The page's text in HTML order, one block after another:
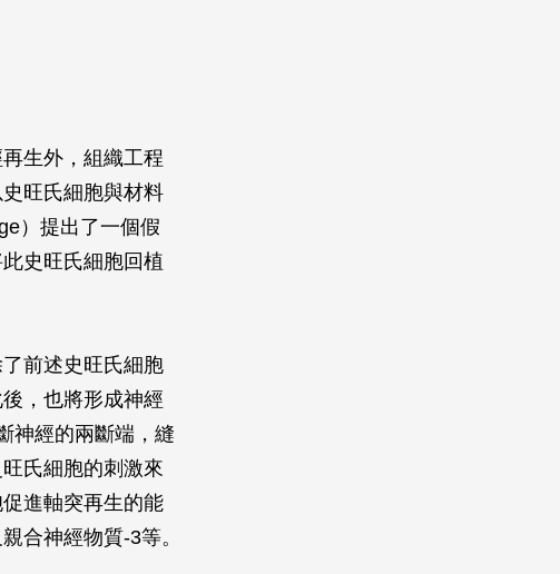
生外，組織工程
旺氏細胞與材料
）提出了一個假
史旺氏細胞回植
前述史旺氏細胞
，也將形成神經
神經的兩斷端，縫
氏細胞的刺激來
進軸突再生的能
合神經物質-3等。